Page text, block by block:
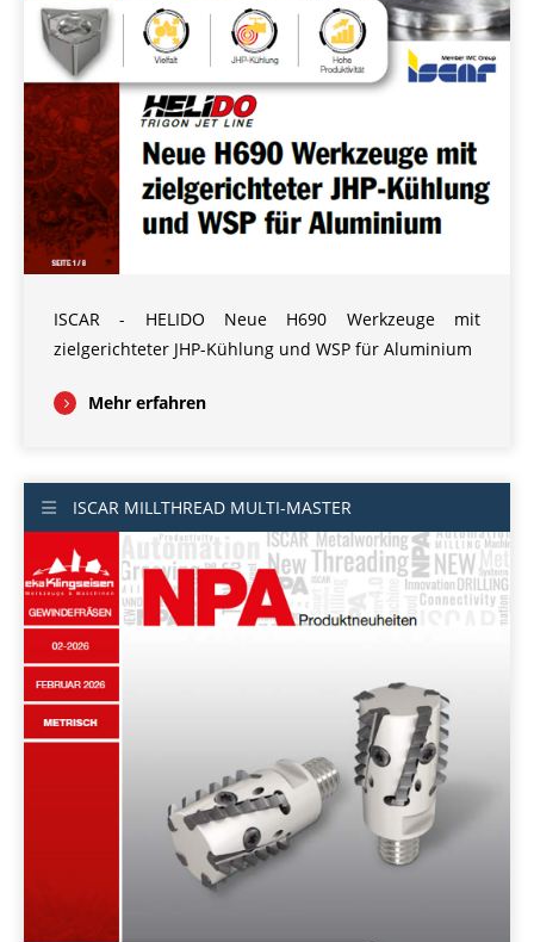
ISCAR - HELIDO Neue H690 Werkzeuge mit
zielgerichteter JHP-Kühlung und WSP für Aluminium
Mehr erfahren
ISCAR MILLTHREAD MULTI-MASTER